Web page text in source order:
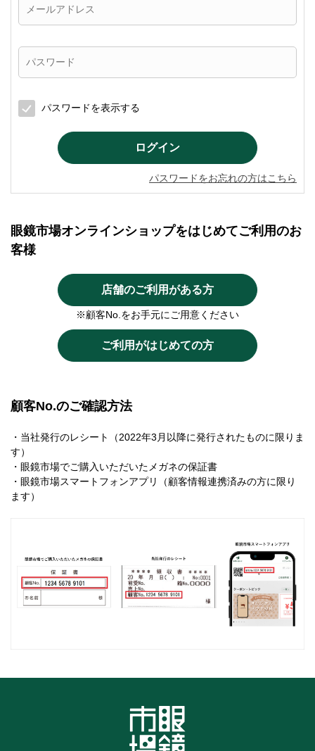
パスワードを表示する
パスワードをお忘れの方はこちら
眼鏡市場オンラインショップをはじめてご利用のお
客様
店舗のご利用がある方
※顧客No.をお手元にご用意ください
ご利用がはじめての方
顧客No.のご確認方法
・当社発行のレシート（2022年3月以降に発行されたものに限りま
す）
・眼鏡市場でご購入いただいたメガネの保証書
・眼鏡市場スマートフォンアプリ（顧客情報連携済みの方に限り
ます）